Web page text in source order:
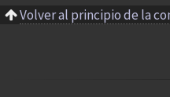
Volver al principio de la